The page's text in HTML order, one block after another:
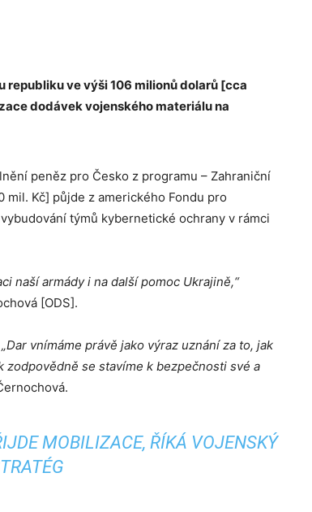
republiku ve výši 106 milionů dolarů [cca
dodávek vojenského materiálu na
peněz pro Česko z programu – Zahraniční
Kč] půjde z amerického Fondu pro
týmů kybernetické ochrany v rámci
naší armády i na další pomoc Ukrajině,“
[ODS].
„Dar vnímáme právě jako výraz uznání za to, jak
zodpovědně se stavíme k bezpečnosti své a
MOBILIZACE, ŘÍKÁ VOJENSKÝ